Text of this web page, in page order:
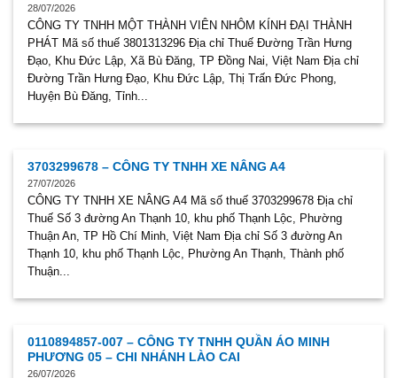
28/07/2026
CÔNG TY TNHH MỘT THÀNH VIÊN NHÔM KÍNH ĐẠI THÀNH
PHÁT Mã số thuế 3801313296 Địa chỉ Thuế Đường Trần Hưng
Đạo, Khu Đức Lập, Xã Bù Đăng, TP Đồng Nai, Việt Nam Địa chỉ
Đường Trần Hưng Đạo, Khu Đức Lập, Thị Trấn Đức Phong,
Huyện Bù Đăng, Tỉnh...
3703299678 – CÔNG TY TNHH XE NÂNG A4
27/07/2026
CÔNG TY TNHH XE NÂNG A4 Mã số thuế 3703299678 Địa chỉ
Thuế Số 3 đường An Thạnh 10, khu phố Thạnh Lộc, Phường
Thuận An, TP Hồ Chí Minh, Việt Nam Địa chỉ Số 3 đường An
Thạnh 10, khu phố Thạnh Lộc, Phường An Thạnh, Thành phố
Thuận...
0110894857-007 – CÔNG TY TNHH QUẦN ÁO MINH
PHƯƠNG 05 – CHI NHÁNH LÀO CAI
26/07/2026